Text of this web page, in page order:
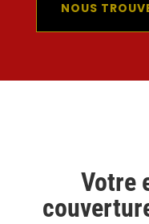
NOUS
Votre